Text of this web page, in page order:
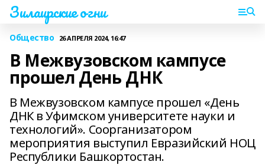
Зилаирские огни
Общество 26 АПРЕЛЯ 2024, 16:47
В Межвузовском кампусе
прошел День ДНК
В Межвузовском кампусе прошел «День
ДНК в Уфимском университете науки и
технологий». Соорганизатором
мероприятия выступил Евразийский НОЦ
Республики Башкортостан.